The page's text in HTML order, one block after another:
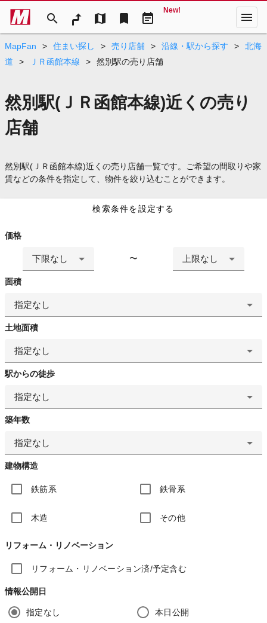
search map bookmark event_note
New! menu
MapFan > 住まい探し > 売り店舗 > 沿線・駅から探す >
北海
道
> ＪＲ函館本線 > 然別駅の売り店舗
然別駅(ＪＲ函館本線)近くの売り
店舗
然別駅(ＪＲ函館本線)近くの売り店舗一覧です。ご希望の間取りや家
賃などの条件を指定して、物件を絞り込むことができます。
検索条件を設定する
価格
下限なし 〜 上限なし
面積
指定なし
土地面積
指定なし
駅からの徒歩
指定なし
築年数
指定なし
建物構造
鉄筋系 鉄骨系
木造 その他
リフォーム・リノベーション
リフォーム・リノベーション済/予定含む
情報公開日
指定なし 本日公開